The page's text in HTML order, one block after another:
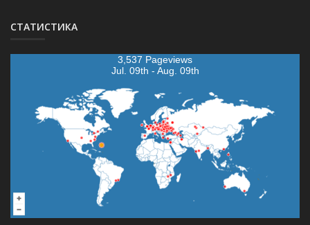
СТАТИСТИКА
3,537 Pageviews
Jul. 09th - Aug. 09th